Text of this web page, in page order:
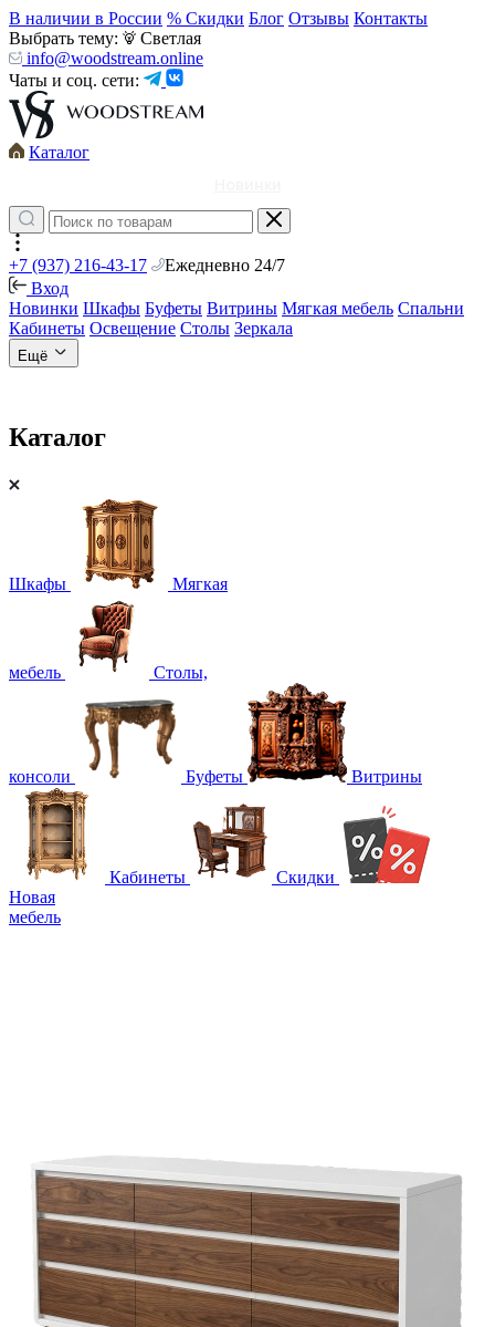
В наличии в России % Скидки Блог Отзывы Контакты
Выбрать тему:
Светлая
info@woodstream.online
Чаты и соц. сети:
Каталог
+7 (937) 216-43-17
Ежедневно 24/7
Вход
Новинки Шкафы Буфеты Витрины Мягкая мебель Спальни
Кабинеты Освещение Столы Зеркала
Ещё
Каталог
Шкафы Мягкая
мебель Столы,
консоли Буфеты Витрины
Кабинеты
Скидки
Новая
мебель